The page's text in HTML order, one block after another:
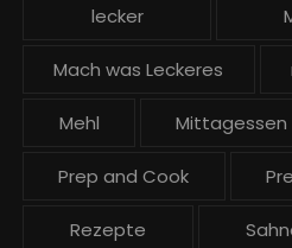
lecker
Mach was Leckeres
Mehl Mittagessen
Prep and Cook
Rezepte